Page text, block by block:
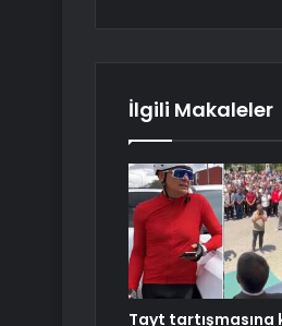
İlgili Makaleler
Tayt tartışmasına